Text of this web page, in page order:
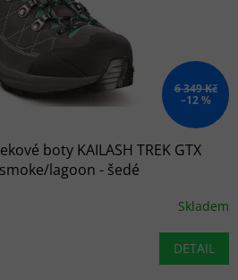
6 349 Kč
–12 %
boty KAILASH TREK GTX
lagoon - šedé
Skladem
DETAIL